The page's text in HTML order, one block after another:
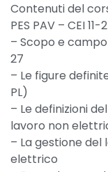
Contenuti del
PES PAV – CEI 11-
– Scopo e
27
– Le figure
PL)
– Le definizioni
lavoro non
– La gestione
elettrico